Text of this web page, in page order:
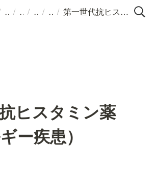
/ / / / 第一世代抗ヒスタミン薬（アレルギー疾患）
ヒスタミン薬
ー疾患）